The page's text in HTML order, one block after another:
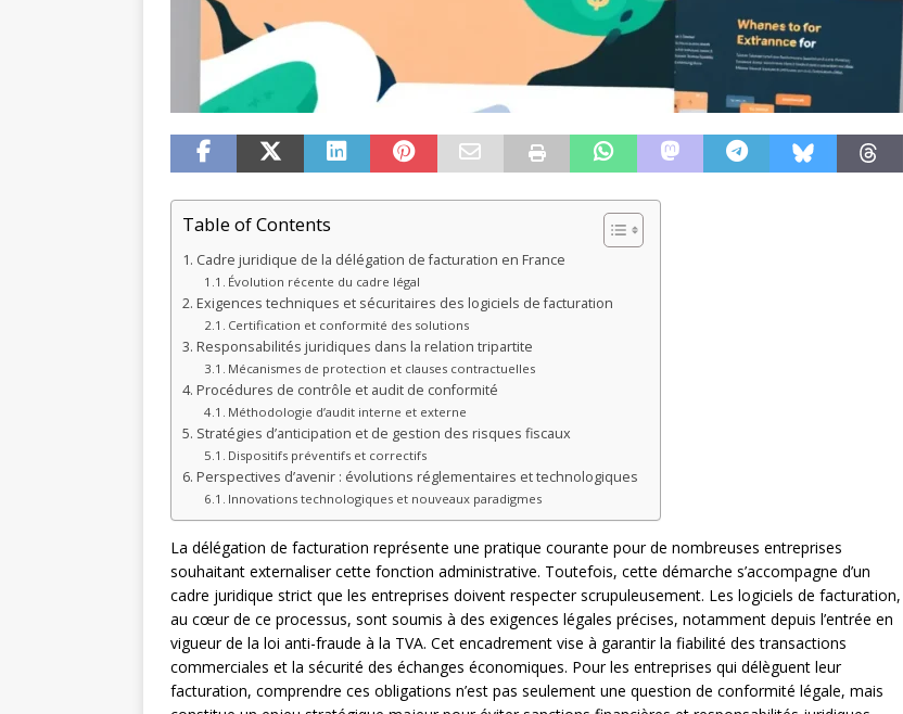
Table of Contents
Cadre juridique de la délégation de facturation en France
Évolution récente du cadre légal
Exigences techniques et sécuritaires des logiciels de facturation
Certification et conformité des solutions
Responsabilités juridiques dans la relation tripartite
Mécanismes de protection et clauses contractuelles
Procédures de contrôle et audit de conformité
Méthodologie d’audit interne et externe
Stratégies d’anticipation et de gestion des risques fiscaux
Dispositifs préventifs et correctifs
Perspectives d’avenir : évolutions réglementaires et technologiques
Innovations technologiques et nouveaux paradigmes
La délégation de facturation représente une pratique courante pour de nombreuses entreprises
souhaitant externaliser cette fonction administrative. Toutefois, cette démarche s’accompagne d’un
cadre juridique strict que les entreprises doivent respecter scrupuleusement. Les logiciels de facturation,
au cœur de ce processus, sont soumis à des exigences légales précises, notamment depuis l’entrée en
vigueur de la loi anti-fraude à la TVA. Cet encadrement vise à garantir la fiabilité des transactions
commerciales et la sécurité des échanges économiques. Pour les entreprises qui délèguent leur
facturation, comprendre ces obligations n’est pas seulement une question de conformité légale, mais